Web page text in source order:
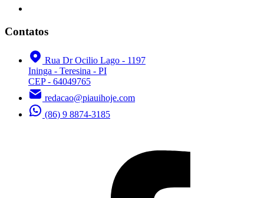
Contatos
Rua Dr Ocilio Lago - 1197
Ininga - Teresina - PI
CEP - 64049765
redacao@piauihoje.com
(86) 9 8874-3185